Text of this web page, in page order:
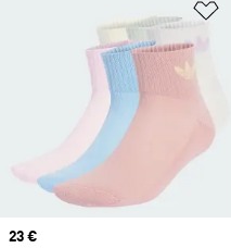
Prix
23 €